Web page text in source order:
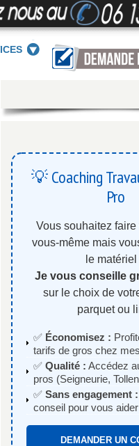
💡 Coaching
Pro
Vous souhaitez faire
vous-même mais
le matériel
Je vous conseille
sur le choix de
parquet ou
✅ Économisez :
tarifs de gros chez
✅ Qualité : Accédez
pros (Seigneurie,
✅ Sans engagement :
conseil pour vous
DEMANDER UN